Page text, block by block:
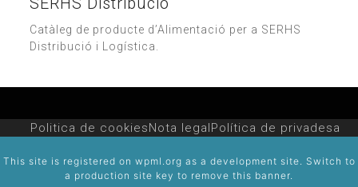
Catàleg de producte d’Alimentació per a SERHS
Distribució i Logística.
Politica de cookiesNota legalPolítica de privadesa
This site is registered on wpml.org as a development site. Switch to
a production site key to remove this banner